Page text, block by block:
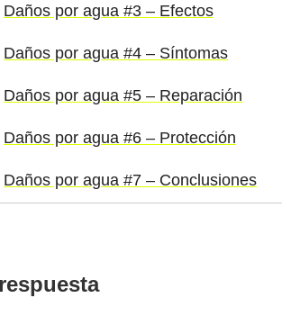
Daños por agua #3 – Efectos
Daños por agua #4 – Síntomas
Daños por agua #5 – Reparación
Daños por agua #6 – Protección
Daños por agua #7 – Conclusiones